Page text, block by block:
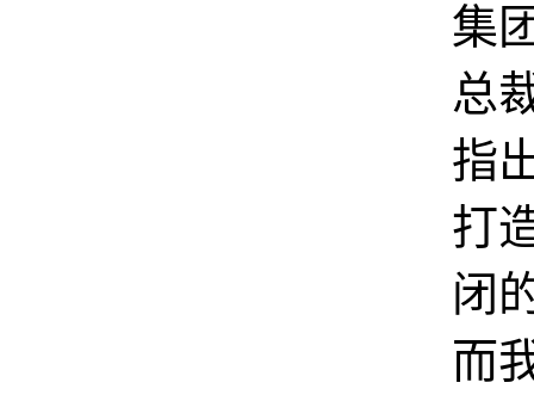
集
总
指
打
闭
而